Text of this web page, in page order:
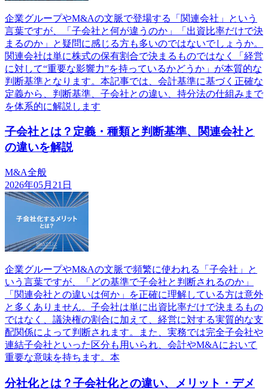
企業グループやM&Aの文脈で登場する「関連会社」という
言葉ですが、「子会社と何が違うのか」「出資比率だけで決
まるのか」と疑問に感じる方も多いのではないでしょうか。
関連会社は単に株式の保有割合で決まるものではなく「経営
に対して“重要な影響力”を持っているかどうか」が本質的な
判断基準となります。本記事では、会計基準に基づく正確な
定義から、判断基準、子会社との違い、持分法の仕組みまで
を体系的に解説します
子会社とは？定義・種類と判断基準、関連会社と
の違いを解説
M&A全般
2026年05月21日
企業グループやM&Aの文脈で頻繁に使われる「子会社」と
いう言葉ですが、「どの基準で子会社と判断されるのか」
「関連会社との違いは何か」を正確に理解している方は意外
と多くありません。子会社は単に出資比率だけで決まるもの
ではなく、議決権の割合に加えて、経営に対する実質的な支
配関係によって判断されます。また、実務では完全子会社や
連結子会社といった区分も用いられ、会計やM&Aにおいて
重要な意味を持ちます。本
分社化とは？子会社化との違い、メリット・デメ